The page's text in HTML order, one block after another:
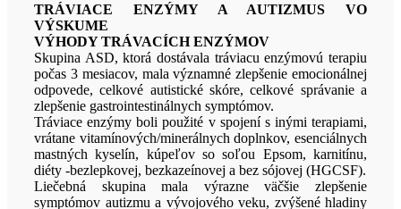
TRÁVIACE ENZÝMY A AUTIZMUS VO
VÝSKUME
VÝHODY TRÁVACÍCH ENZÝMOV
Skupina ASD, ktorá dostávala tráviacu enzýmovú terapiu
počas 3 mesiacov, mala významné zlepšenie emocionálnej
odpovede, celkové autistické skóre, celkové správanie a
zlepšenie gastrointestinálnych symptómov.
Tráviace enzýmy boli použité v spojení s inými terapiami,
vrátane vitamínových/minerálnych doplnkov, esenciálnych
mastných kyselín, kúpeľov so soľou Epsom, karnitínu,
diéty -bezlepkovej, bezkazeínovej a bez sójovej (HGCSF).
Liečebná skupina mala výrazne väčšie zlepšenie
symptómov autizmu a vývojového veku, zvýšené hladiny